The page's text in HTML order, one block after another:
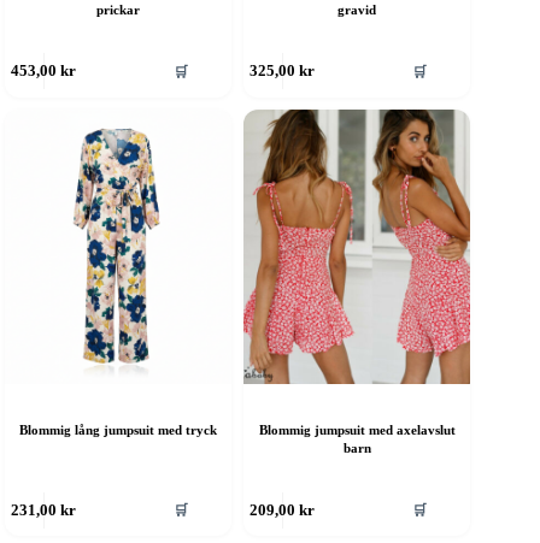
prickar
453,00kr 🛒
gravid
325,00kr 🛒
har
varianter.
olika
alternativen
väljas
produktsidan
Blommig lång jumpsuit med tryck
231,00kr 🛒
Blommig jumpsuit med axelavslut
barn
209,00kr 🛒